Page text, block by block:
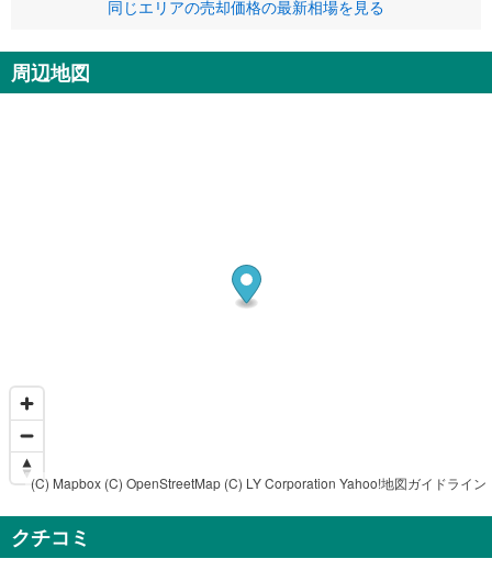
同じエリアの売却価格の最新相場を見る
周辺地図
(C) Mapbox (C) OpenStreetMap (C) LY Corporation Yahoo!地図ガイドライン
クチコミ